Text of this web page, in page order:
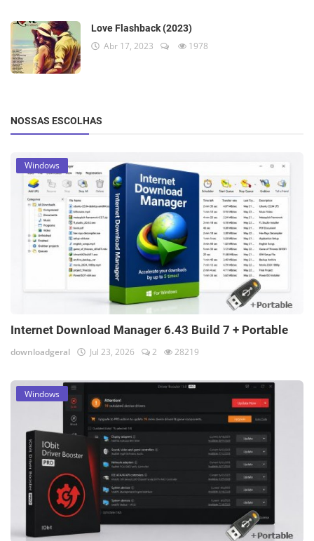
Love Flashback (2023)
Abr 17, 2023 1978
NOSSAS ESCOLHAS
Windows
Internet Download Manager 6.43 Build 7 + Portable
downloadgeral Jul 23, 2026 2 28219
Windows